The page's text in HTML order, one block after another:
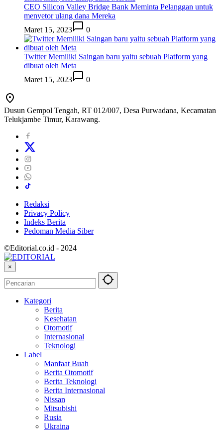
CEO Silicon Valley Bridge Bank Meminta Pelanggan untuk
menyetor ulang dana Mereka
Maret 15, 2023
0
Twitter Memiliki Saingan baru yaitu sebuah Platform yang
dibuat oleh Meta
Maret 15, 2023
0
Dusun Gempol Tengah, RT 012/007, Desa Purwadana, Kecamatan
Telukjambe Timur, Karawang.
Redaksi
Privacy Policy
Indeks Berita
Pedoman Media Siber
©Editorial.co.id - 2024
×
Kategori
Berita
Kesehatan
Otomotif
Internasional
Teknologi
Label
Manfaat Buah
Berita Otomotif
Berita Teknologi
Berita Internasional
Nissan
Mitsubishi
Rusia
Ukraina